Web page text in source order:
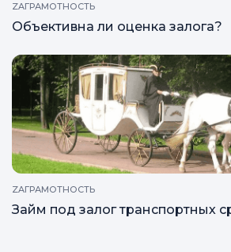
ZAГРАМОТНОСТЬ
Объективна ли оценка залога?
ZAГРАМОТНОСТЬ
Займ под залог транспортных